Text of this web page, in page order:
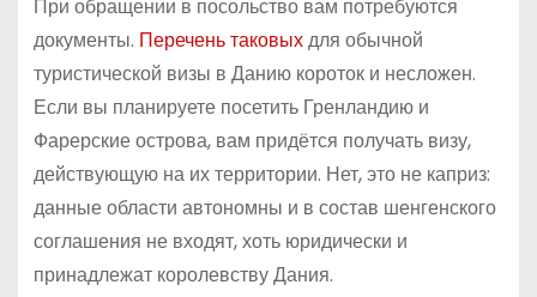
При обращении в посольство вам потребуются
документы. Перечень таковыхдля обычной
туристической визы в Данию короток и несложен.
Если вы планируете посетить Гренландию и
Фарерские острова, вам придётся получать визу,
действующую на их территории. Нет, это не каприз:
данные области автономны и в состав шенгенского
соглашения не входят, хоть юридически и
принадлежат королевству Дания.